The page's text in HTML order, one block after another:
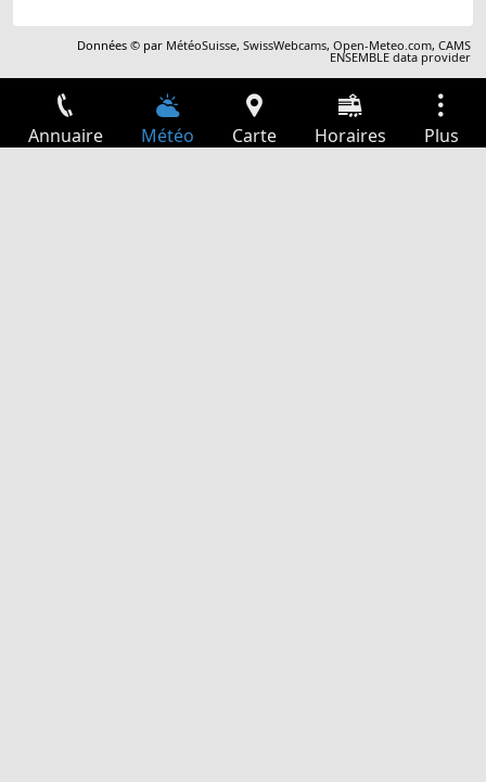
Données © par MétéoSuisse,SwissWebcams,Open-Meteo.com,CAMS
ENSEMBLE data provider
Annuaire Météo Carte Horaires Plus